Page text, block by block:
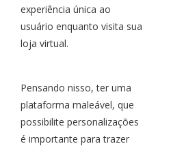
experiência única ao
usuário enquanto visita sua
loja virtual.
Pensando nisso, ter uma
plataforma maleável, que
possibilite personalizações
é importante para trazer